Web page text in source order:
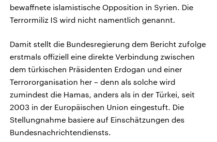
bewaffnete islamistische Opposition in Syrien. Die
Terrormiliz IS wird nicht namentlich genannt.
Damit stellt die Bundesregierung dem Bericht zufolge
erstmals offiziell eine direkte Verbindung zwischen
dem türkischen Präsidenten Erdogan und einer
Terrororganisation her – denn als solche wird
zumindest die Hamas, anders als in der Türkei, seit
2003 in der Europäischen Union eingestuft. Die
Stellungnahme basiere auf Einschätzungen des
Bundesnachrichtendiensts.